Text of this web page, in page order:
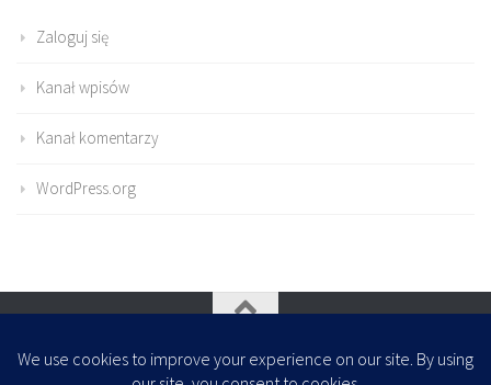
Zaloguj się
Kanał wpisów
Kanał komentarzy
WordPress.org